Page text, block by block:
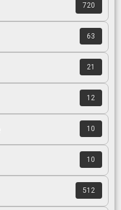
720
63
21
12
10
10
512